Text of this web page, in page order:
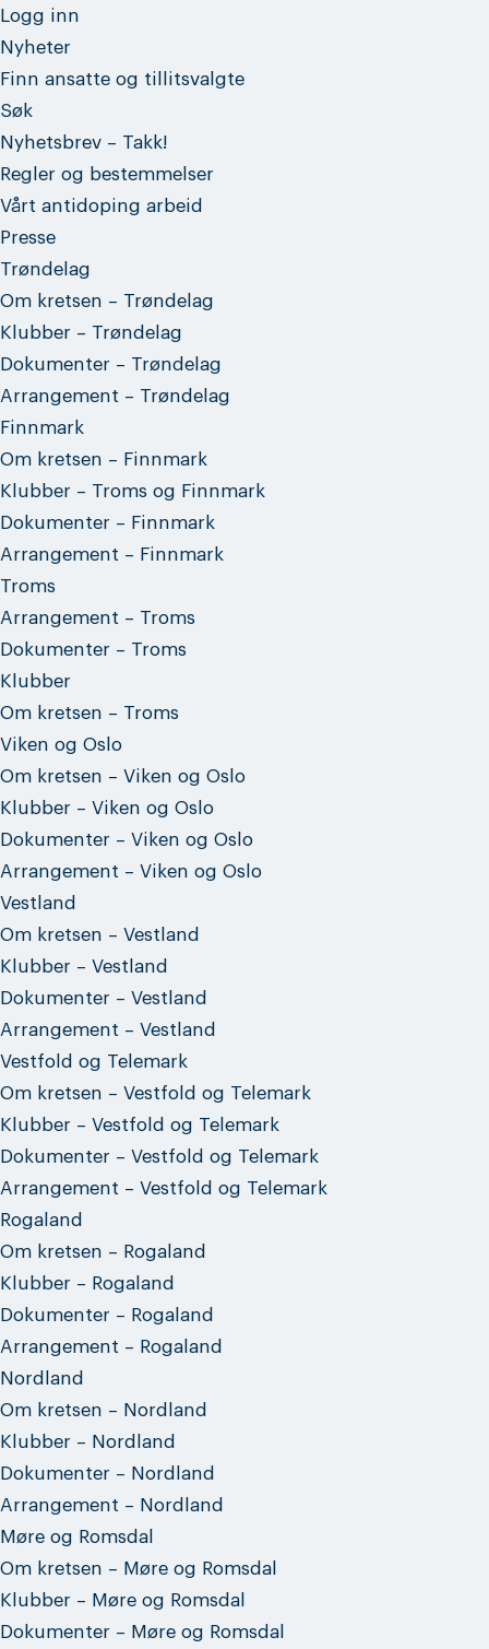
Logg inn
Nyheter
Finn ansatte og tillitsvalgte
Søk
Nyhetsbrev – Takk!
Regler og bestemmelser
Vårt antidoping arbeid
Presse
Trøndelag
Om kretsen – Trøndelag
Klubber – Trøndelag
Dokumenter – Trøndelag
Arrangement – Trøndelag
Finnmark
Om kretsen – Finnmark
Klubber – Troms og Finnmark
Dokumenter – Finnmark
Arrangement – Finnmark
Troms
Arrangement – Troms
Dokumenter – Troms
Klubber
Om kretsen – Troms
Viken og Oslo
Om kretsen – Viken og Oslo
Klubber – Viken og Oslo
Dokumenter – Viken og Oslo
Arrangement – Viken og Oslo
Vestland
Om kretsen – Vestland
Klubber – Vestland
Dokumenter – Vestland
Arrangement – Vestland
Vestfold og Telemark
Om kretsen – Vestfold og Telemark
Klubber – Vestfold og Telemark
Dokumenter – Vestfold og Telemark
Arrangement – Vestfold og Telemark
Rogaland
Om kretsen – Rogaland
Klubber – Rogaland
Dokumenter – Rogaland
Arrangement – Rogaland
Nordland
Om kretsen – Nordland
Klubber – Nordland
Dokumenter – Nordland
Arrangement – Nordland
Møre og Romsdal
Om kretsen – Møre og Romsdal
Klubber – Møre og Romsdal
Dokumenter – Møre og Romsdal